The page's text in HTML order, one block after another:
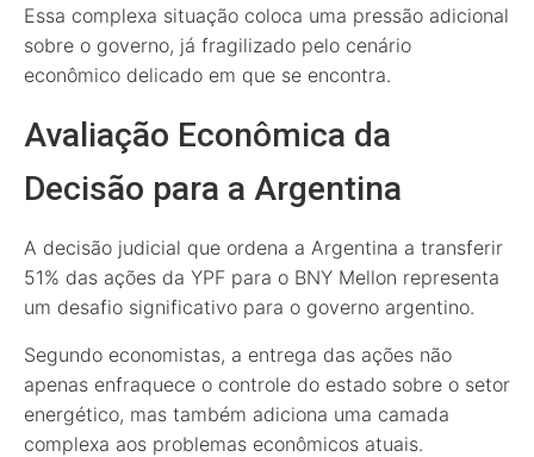
Essa complexa situação coloca uma pressão adicional
sobre o governo, já fragilizado pelo cenário
econômico delicado em que se encontra.
Avaliação Econômica da
Decisão para a Argentina
A decisão judicial que ordena a Argentina a transferir
51% das ações da YPF para o BNY Mellon representa
um desafio significativo para o governo argentino.
Segundo economistas, a entrega das ações não
apenas enfraquece o controle do estado sobre o setor
energético, mas também adiciona uma camada
complexa aos problemas econômicos atuais.